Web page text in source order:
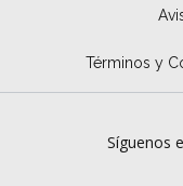
Términos y
Síguenos